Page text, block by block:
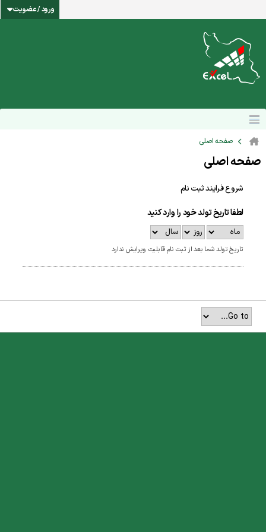
ورود / عضویت
صفحه اصلی
صفحه اصلی
شروع فرایند ثبت نام
لطفا تاریخ تولد خود را وارد کنید
تاریخ تولد شما بعد از ثبت نام قابلیت ویرایش ندارد